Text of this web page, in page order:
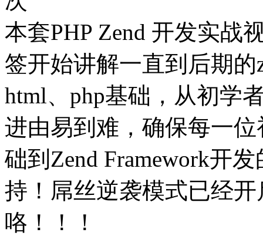
本套PHP Zend 开发实战
签开始讲解一直到后期
html、php基础，从初学
进由易到难，确保每一
础到Zend Framework开
持！屌丝逆袭模式已经
咯！！！